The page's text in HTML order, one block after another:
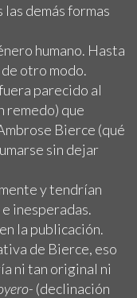
demás formas
humano. Hasta
otro modo.
parecido al
remedo) que
Bierce (qué
sin dejar
y tendrían
inesperadas.
la publicación.
de Bierce, eso
ni tan original ni
(declinación